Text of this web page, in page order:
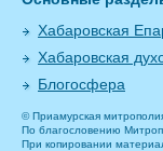
Хабаровская
Хабаровская
Блогосфера
© Приамурская
По благословению
При копировании